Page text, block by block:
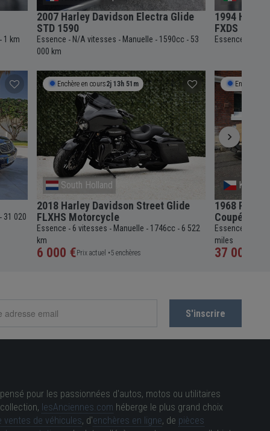
- 1 km
2007 Harley Davidson Electra Glide
STD 1590
Essence - N/A vitesses - Manuelle - 1590cc - 53
000 km
1994
FXDS
Essence
- 31 020
Enchère en cours2j 13h 51m
South Holland
2018 Harley Davidson Street Glide
FLXHS Motorcycle
Essence - 6 vitesses - Manuelle - 1746cc - 6 522
km
6 000 € Prix actuel •5 enchères
Enchère en
1968
Coupé
Essence
miles
37 000 €
pour les passionnées d'autos, motos ou utilitaires
lesAnciennes.com héberge le plus grand choix
ventes de véhicules, d'enchères en ligne, de pièces